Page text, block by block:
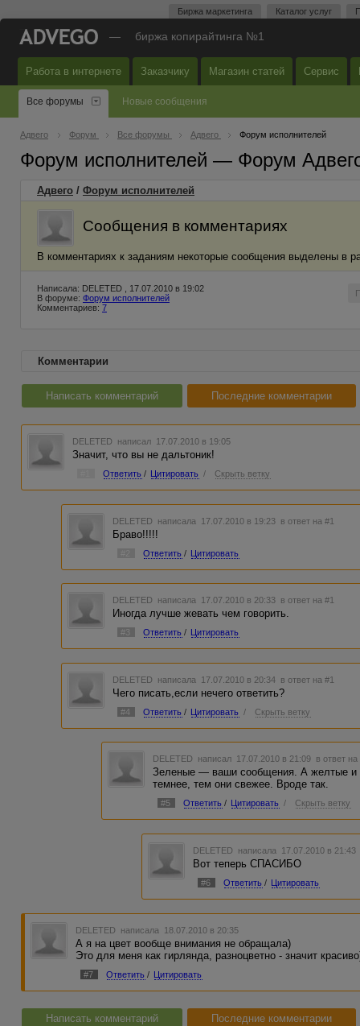
Биржа маркетинга Каталог услуг
— биржа копирайтинга №1
Работа в интернете Заказчику Магазин статей Сервис
Все форумы Новые сообщения
Адвего Форум Все форумы Адвего Форум исполнителей
Форум исполнителей — Форум
Адвего / Форум исполнителей
Сообщения в комментариях
В комментариях к заданиям некоторые сообщения выделены в
Написала: DELETED , 17.07.2010 в 19:02
В форуме: Форум исполнителей
Комментариев: 7
Комментарии
Написать комментарий Последние комментарии
DELETED написал 17.07.2010 в 19:05
Значит, что вы не дальтоник!
Ответить / Цитировать / Скрыть ветку
DELETED написала 17.07.2010 в 19:23 в ответ на #1
Браво!!!!!
Ответить / Цитировать
DELETED написала 17.07.2010 в 20:33 в ответ на #1
Иногда лучше жевать чем говорить.
#3 Ответить / Цитировать
DELETED написала 17.07.2010 в 20:34 в ответ на #1
Чего писать,если нечего ответить?
#4 Ответить / Цитировать / Скрыть ветку
DELETED написал 17.07.2010 в 21:09 в ответ на
Зеленые — ваши сообщения. А желтые
темнее, тем они свежее. Вроде так.
#5 Ответить / Цитировать / Скрыть ветку
DELETED написала 17.07.2010 в
Вот теперь СПАСИБО
#6 Ответить / Цитировать
DELETED написала 18.07.2010 в 20:35
А я на цвет вообще внимания не обращала)
Это для меня как гирлянда, разноцветно - значит
#7 Ответить / Цитировать
Написать комментарий Последние комментарии